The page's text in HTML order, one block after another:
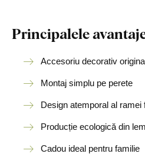
Principalele
Accesoriu decorativ
Montaj simplu pe perete
Design atemporal al ramei
Producție ecologică din
Cadou ideal pentru familie